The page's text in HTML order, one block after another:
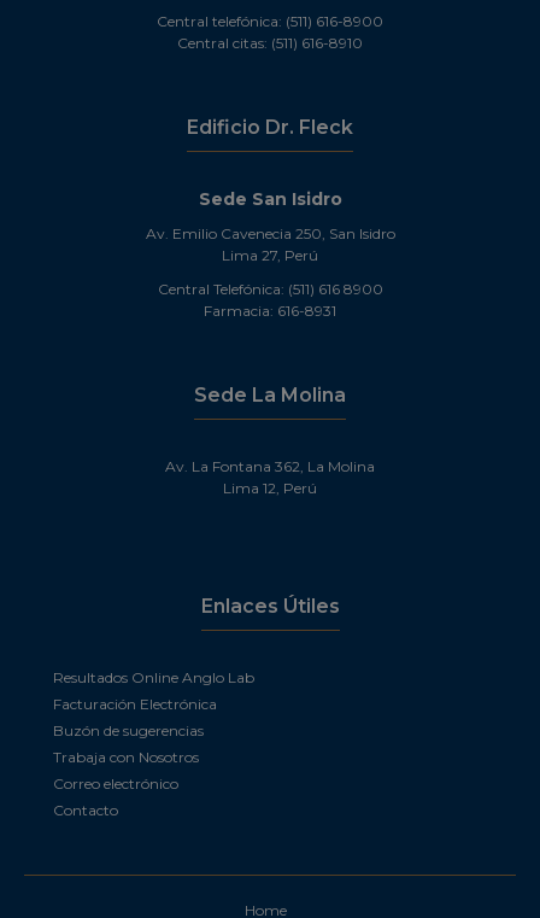
Central telefónica: (511) 616-8900
Central citas: (511) 616-8910
Edificio Dr. Fleck
Sede San Isidro
Av. Emilio Cavenecia 250, San Isidro
Lima 27, Perú
Central Telefónica: (511) 616 8900
Farmacia: 616-8931
Sede La Molina
Av. La Fontana 362, La Molina
Lima 12, Perú
Enlaces Útiles
Resultados Online Anglo Lab
Facturación Electrónica
Buzón de sugerencias
Trabaja con Nosotros
Correo electrónico
Contacto
Home